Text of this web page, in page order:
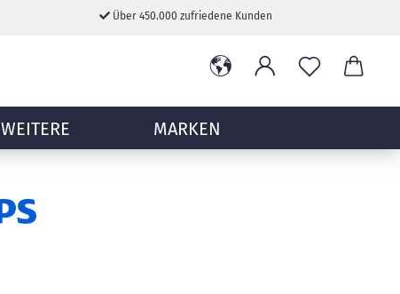
Über 450.000 zufriedene Kunden
MARKEN
WEITERE